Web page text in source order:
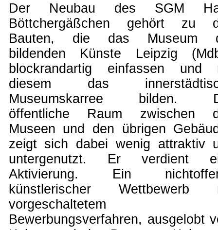
Der Neubau des SGM
Böttchergäßchen gehört zu
Bauten, die das Museum
bildenden Künste Leipzig
blockrandartig einfassen und
diesem das
Museumskarree bilden.
öffentliche Raum zwischen
Museen und den übrigen
zeigt sich dabei wenig attraktiv
untergenutzt. Er verdient
Aktivierung. Ein
künstlerischer Wettbewerb
vorgeschaltetem
Bewerbungsverfahren, ausgelobt